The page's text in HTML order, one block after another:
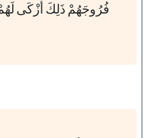
فُرُوجَهُمْ ذَلِكَ أَزْكَى لَهُمْ